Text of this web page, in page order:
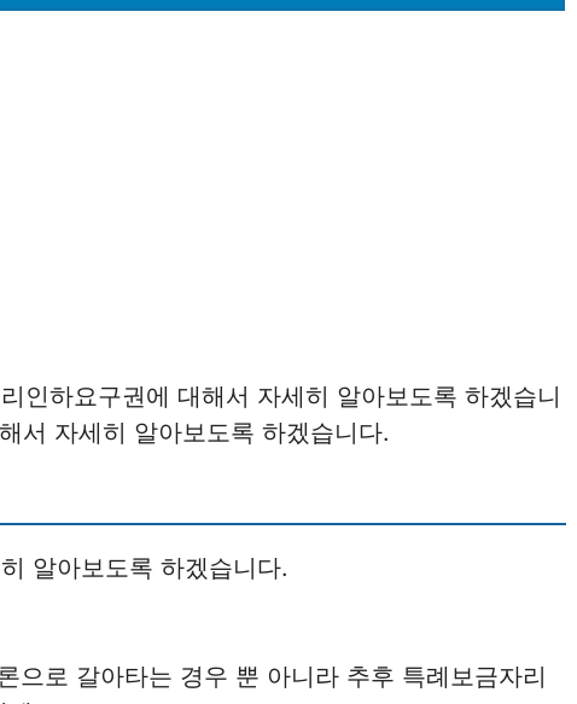
인하요구권에 대해서 자세히 알아보도록 하겠습니
서 자세히 알아보도록 하겠습니다.
알아보도록 하겠습니다.
으로 갈아타는 경우 뿐 아니라 추후 특례보금자리